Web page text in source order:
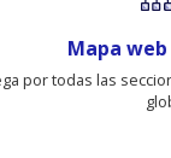
Mapa
por todas las